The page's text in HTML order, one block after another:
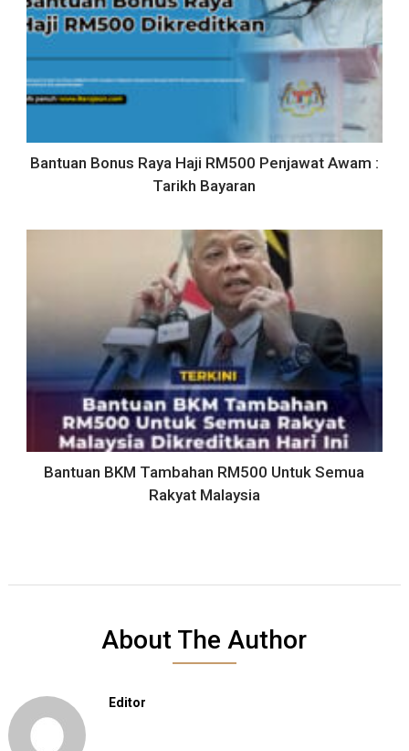
Bantuan Bonus Raya Haji RM500 Penjawat Awam :
Tarikh Bayaran
Bantuan BKM Tambahan RM500 Untuk Semua
Rakyat Malaysia
About The Author
Editor